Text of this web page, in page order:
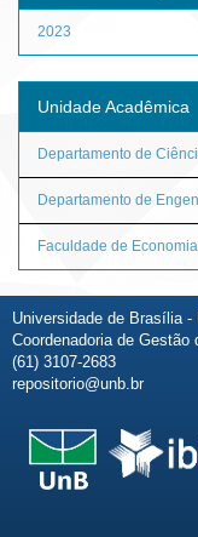
2023
Unidade Acadêmica
Departamento de
Departamento de
Faculdade de
Universidade de Brasília -
Coordenadoria de
(61) 3107-2683
repositorio@unb.br